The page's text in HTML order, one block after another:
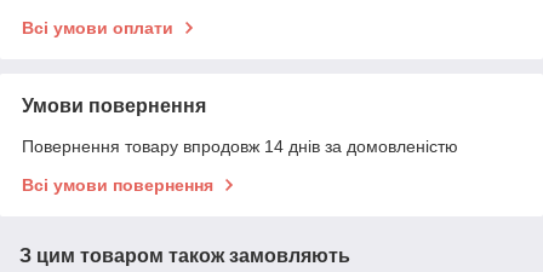
Всі умови оплати
Умови повернення
Повернення товару впродовж 14 днів за домовленістю
Всі умови повернення
З цим товаром також замовляють